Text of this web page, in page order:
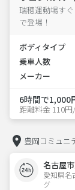
瑞穂運動場す
で登場！
ボディタイプ
乗車人数
メーカー
6時間で1,000
距離料金 110
豊岡コミュニ
名古屋
愛知県名
グ